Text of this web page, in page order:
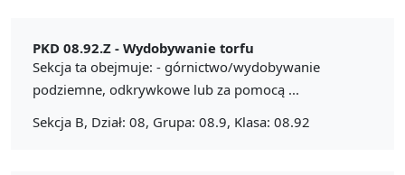
PKD 08.92.Z - Wydobywanie torfu
Sekcja ta obejmuje: - górnictwo/wydobywanie
podziemne, odkrywkowe lub za pomocą ...
Sekcja B, Dział: 08, Grupa: 08.9, Klasa: 08.92